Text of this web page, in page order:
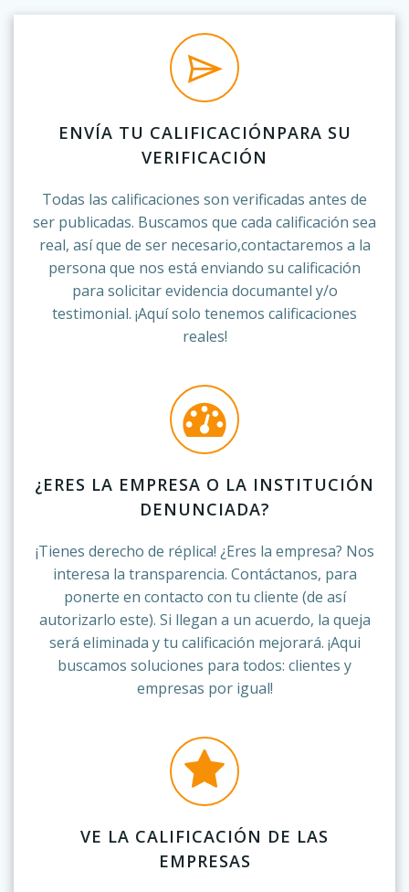
ENVÍA TU CALIFICACIÓNPARA SU
VERIFICACIÓN
Todas las calificaciones son verificadas antes de
ser publicadas. Buscamos que cada calificación sea
real, así que de ser necesario,contactaremos a la
persona que nos está enviando su calificación
para solicitar evidencia documantel y/o
testimonial. ¡Aquí solo tenemos calificaciones
reales!
¿ERES LA EMPRESA O LA INSTITUCIÓN
DENUNCIADA?
¡Tienes derecho de réplica! ¿Eres la empresa? Nos
interesa la transparencia. Contáctanos, para
ponerte en contacto con tu cliente (de así
autorizarlo este). Si llegan a un acuerdo, la queja
será eliminada y tu calificación mejorará. ¡Aqui
buscamos soluciones para todos: clientes y
empresas por igual!
VE LA CALIFICACIÓN DE LAS
EMPRESAS